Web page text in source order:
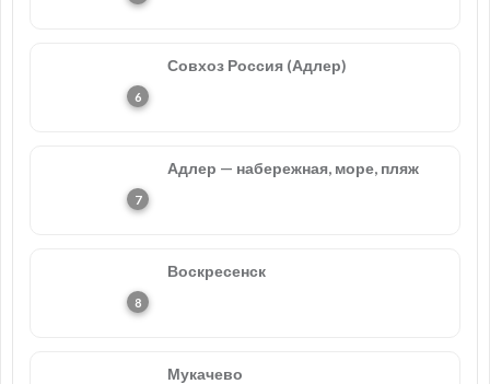
Совхоз Россия (Адлер)
Адлер — набережная, море, пляж
Воскресенск
Мукачево